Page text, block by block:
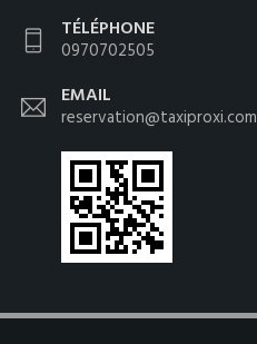
TÉLÉPHONE
0970702505
EMAIL
reservation@taxiproxi.com